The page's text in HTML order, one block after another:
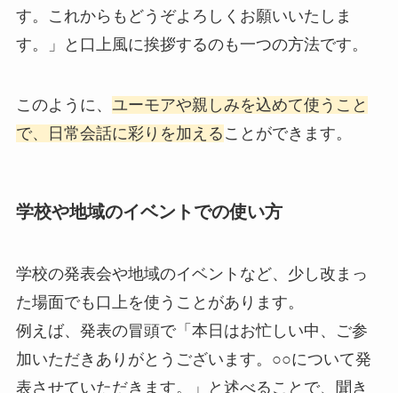
す。これからもどうぞよろしくお願いいたしま
す。」と口上風に挨拶するのも一つの方法です。
このように、 ユーモアや親しみを込めて使うこと
で、日常会話に彩りを加える ことができます。
学校や地域のイベントでの使い方
学校の発表会や地域のイベントなど、少し改まっ
た場面でも口上を使うことがあります。
例えば、発表の冒頭で「本日はお忙しい中、ご参
加いただきありがとうございます。○○について発
表させていただきます。」と述べることで、聞き